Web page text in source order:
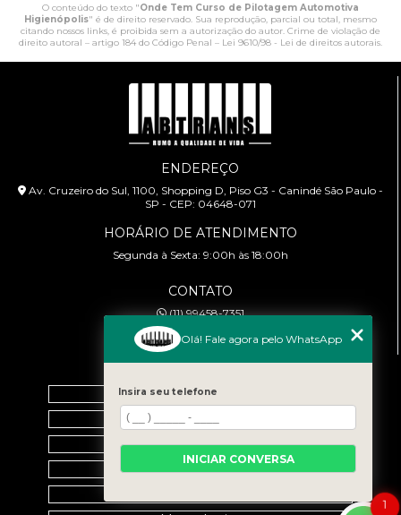
O conteúdo do texto "Onde Tem Curso de Pilotagem Automotiva
Higienópolis" é de direito reservado. Sua reprodução, parcial ou total, mesmo
citando nossos links, é proibida sem a autorização do autor. Crime de violação de
direito autoral – artigo 184 do Código Penal – Lei 9610/98 - Lei de direitos autorais.
ENDEREÇO
Av. Cruzeiro do Sul, 1100, Shopping D, Piso G3 - Canindé São Paulo -
SP - CEP: 04648-071
HORÁRIO DE ATENDIMENTO
Segunda à Sexta: 9:00h às 18:00h
CONTATO
(11) 99458-7351
cursoabtrans@gmail.com
Home
Empresa
Galeria
Contato
1
Olá! Fale agora pelo WhatsApp
Insira seu telefone
INICIAR CONVERSA